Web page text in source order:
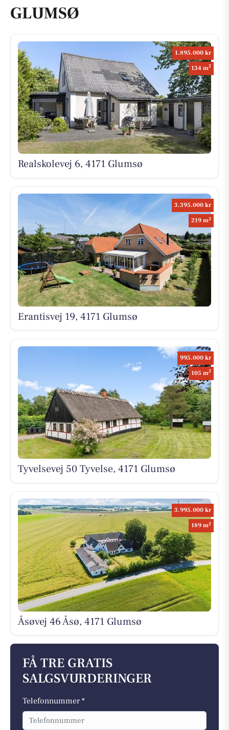
GLUMSØ
1.895.000 kr
134 m2
Realskolevej 6, 4171 Glumsø
3.395.000 kr
219 m2
Erantisvej 19, 4171 Glumsø
995.000 kr
105 m2
Tyvelsevej 50 Tyvelse, 4171 Glumsø
3.995.000 kr
189 m2
Åsøvej 46 Åsø, 4171 Glumsø
FÅ TRE GRATIS
SALGSVURDERINGER
Telefonnummer *